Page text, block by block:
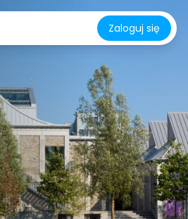
Zaloguj się